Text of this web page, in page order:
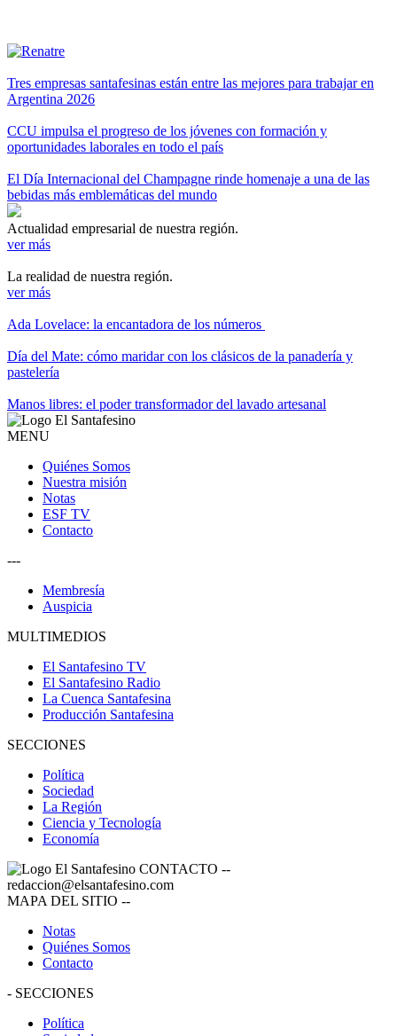
Tres empresas santafesinas están entre las mejores para trabajar en
Argentina 2026
CCU impulsa el progreso de los jóvenes con formación y
oportunidades laborales en todo el país
El Día Internacional del Champagne rinde homenaje a una de las
bebidas más emblemáticas del mundo
Actualidad empresarial de nuestra región.
ver más
La realidad de nuestra región.
ver más
Ada Lovelace: la encantadora de los números
Día del Mate: cómo maridar con los clásicos de la panadería y
pastelería
Manos libres: el poder transformador del lavado artesanal
MENU
Quiénes Somos
Nuestra misión
Notas
ESF TV
Contacto
---
Membresía
Auspicia
MULTIMEDIOS
El Santafesino TV
El Santafesino Radio
La Cuenca Santafesina
Producción Santafesina
SECCIONES
Política
Sociedad
La Región
Ciencia y Tecnología
Economía
CONTACTO --
redaccion@elsantafesino.com
MAPA DEL SITIO --
Notas
Quiénes Somos
Contacto
- SECCIONES
Política